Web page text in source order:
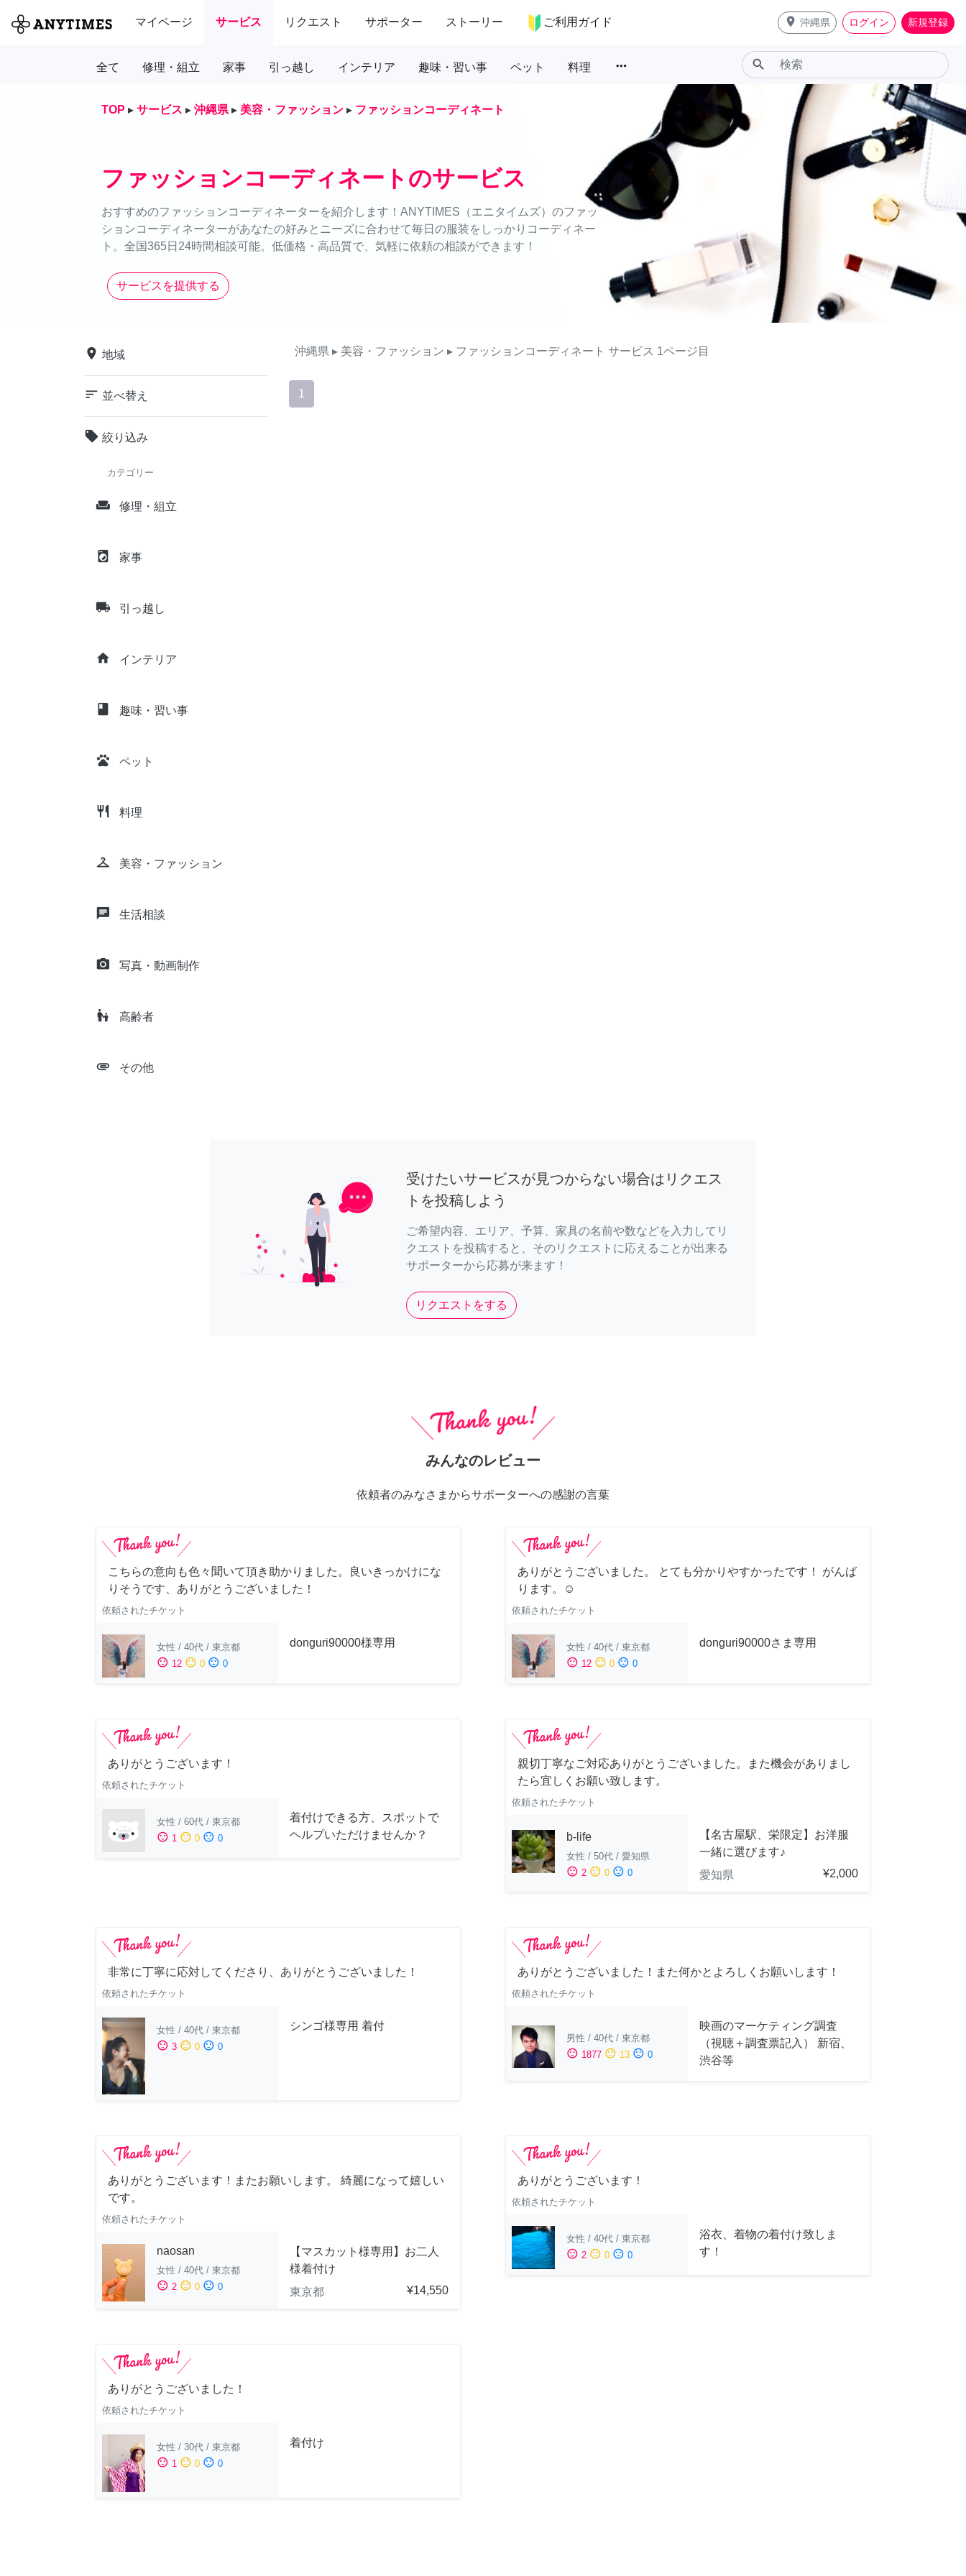
マイページ サービス リクエスト サポーター ストーリー ご利用ガイド place 沖縄県 ログイン 新規登録
全て 修理・組立 家事 引っ越し インテリア 趣味・習い事 ペット 料理 more_horiz search
TOP ▸ サービス ▸ 沖縄県 ▸ 美容・ファッション ▸ ファッションコーディネート
ファッションコーディネートのサービス
おすすめのファッションコーディネーターを紹介します！ANYTIMES（エニタイムズ）のファッ
ションコーディネーターがあなたの好みとニーズに合わせて毎日の服装をしっかりコーディネー
ト。全国365日24時間相談可能。低価格・高品質で、気軽に依頼の相談ができます！
サービスを提供する
place 地域
sort 並べ替え
local_offer 絞り込み
カテゴリー
weekend 修理・組立
local_laundry_service 家事
local_shipping 引っ越し
home インテリア
class 趣味・習い事
pets ペット
restaurant 料理
checkroom 美容・ファッション
chat 生活相談
camera_alt 写真・動画制作
escalator_warning 高齢者
attachment その他
沖縄県 ▸ 美容・ファッション ▸ ファッションコーディネート サービス 1ページ目
1
受けたいサービスが見つからない場合はリクエス
トを投稿しよう
ご希望内容、エリア、予算、家具の名前や数などを入力してリ
クエストを投稿すると、そのリクエストに応えることが出来る
サポーターから応募が来ます！
リクエストをする
みんなのレビュー
依頼者のみなさまからサポーターへの感謝の言葉
こちらの意向も色々聞いて頂き助かりました。良いきっかけにな
りそうです、ありがとうございました！
依頼されたチケット
女性 / 40代 / 東京都
sentiment_satisfied 12 sentiment_neutral 0 sentiment_dissatisfied 0
donguri90000様専用
ありがとうございました。 とても分かりやすかったです！ がんば
ります。☺️
依頼されたチケット
女性 / 40代 / 東京都
sentiment_satisfied 12 sentiment_neutral 0 sentiment_dissatisfied 0
donguri90000さま専用
ありがとうございます！
依頼されたチケット
女性 / 60代 / 東京都
sentiment_satisfied 1 sentiment_neutral 0 sentiment_dissatisfied 0
着付けできる方、スポットで
ヘルプいただけませんか？
親切丁寧なご対応ありがとうございました。また機会がありまし
たら宜しくお願い致します。
依頼されたチケット
b-life
女性 / 50代 / 愛知県
sentiment_satisfied 2 sentiment_neutral 0 sentiment_dissatisfied 0
【名古屋駅、栄限定】お洋服
一緒に選びます♪
愛知県
¥2,000
非常に丁寧に応対してくださり、ありがとうございました！
依頼されたチケット
女性 / 40代 / 東京都
sentiment_satisfied 3 sentiment_neutral 0 sentiment_dissatisfied 0
シンゴ様専用 着付
ありがとうございました！また何かとよろしくお願いします！
依頼されたチケット
男性 / 40代 / 東京都
sentiment_satisfied 1877 sentiment_neutral 13 sentiment_dissatisfied 0
映画のマーケティング調査
（視聴＋調査票記入） 新宿、
渋谷等
ありがとうございます！またお願いします。 綺麗になって嬉しい
です。
依頼されたチケット
naosan
女性 / 40代 / 東京都
sentiment_satisfied 2 sentiment_neutral 0 sentiment_dissatisfied 0
【マスカット様専用】お二人
様着付け
東京都
¥14,550
ありがとうございます！
依頼されたチケット
女性 / 40代 / 東京都
sentiment_satisfied 2 sentiment_neutral 0 sentiment_dissatisfied 0
浴衣、着物の着付け致しま
す！
ありがとうございました！
依頼されたチケット
女性 / 30代 / 東京都
sentiment_satisfied 1 sentiment_neutral 0 sentiment_dissatisfied 0
着付け